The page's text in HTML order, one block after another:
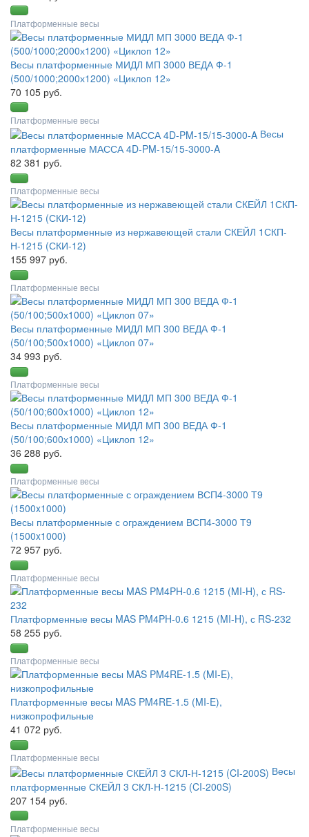
Платформенные весы
Весы платформенные МИДЛ МП 3000 ВЕДА Ф-1
(500/1000;2000х1200) «Циклоп 12»
70 105 руб.
Платформенные весы
Весы
платформенные МАССА 4D-PM-15/15-3000-A
82 381 руб.
Платформенные весы
Весы платформенные из нержавеющей стали СКЕЙЛ 1СКП-
Н-1215 (СКИ-12)
155 997 руб.
Платформенные весы
Весы платформенные МИДЛ МП 300 ВЕДА Ф-1
(50/100;500х1000) «Циклоп 07»
34 993 руб.
Платформенные весы
Весы платформенные МИДЛ МП 300 ВЕДА Ф-1
(50/100;600х1000) «Циклоп 12»
36 288 руб.
Платформенные весы
Весы платформенные с ограждением ВСП4-3000 Т9
(1500x1000)
72 957 руб.
Платформенные весы
Платформенные весы MAS PM4PH-0.6 1215 (MI-H), с RS-232
58 255 руб.
Платформенные весы
Платформенные весы MAS PM4RE-1.5 (MI-E),
низкопрофильные
41 072 руб.
Платформенные весы
Весы
платформенные СКЕЙЛ 3 СКЛ-Н-1215 (CI-200S)
207 154 руб.
Платформенные весы